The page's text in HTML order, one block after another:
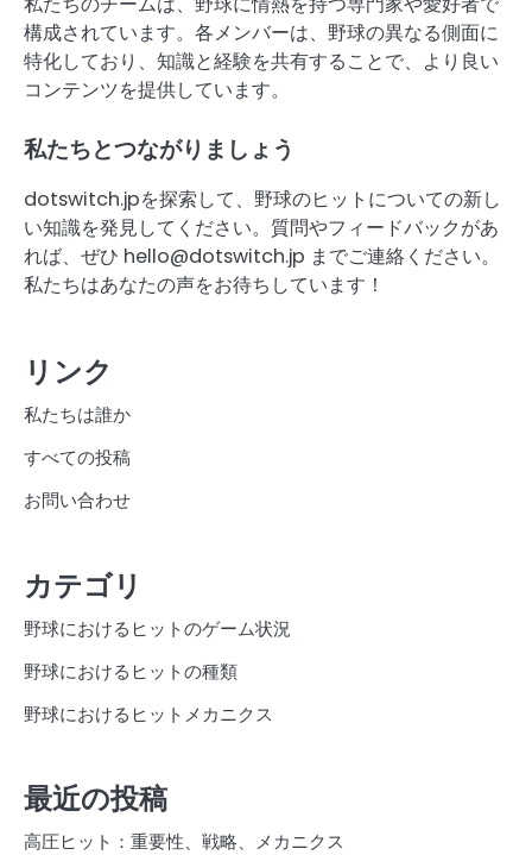
構成されています。各メンバーは、野球の異なる側面に
特化しており、知識と経験を共有することで、より良い
コンテンツを提供しています。
私たちとつながりましょう
dotswitch.jpを探索して、野球のヒットについての新し
い知識を発見してください。質問やフィードバックがあ
れば、ぜひ hello@dotswitch.jp までご連絡ください。
私たちはあなたの声をお待ちしています！
リンク
私たちは誰か
すべての投稿
お問い合わせ
カテゴリ
野球におけるヒットのゲーム状況
野球におけるヒットの種類
野球におけるヒットメカニクス
最近の投稿
高圧ヒット：重要性、戦略、メカニクス